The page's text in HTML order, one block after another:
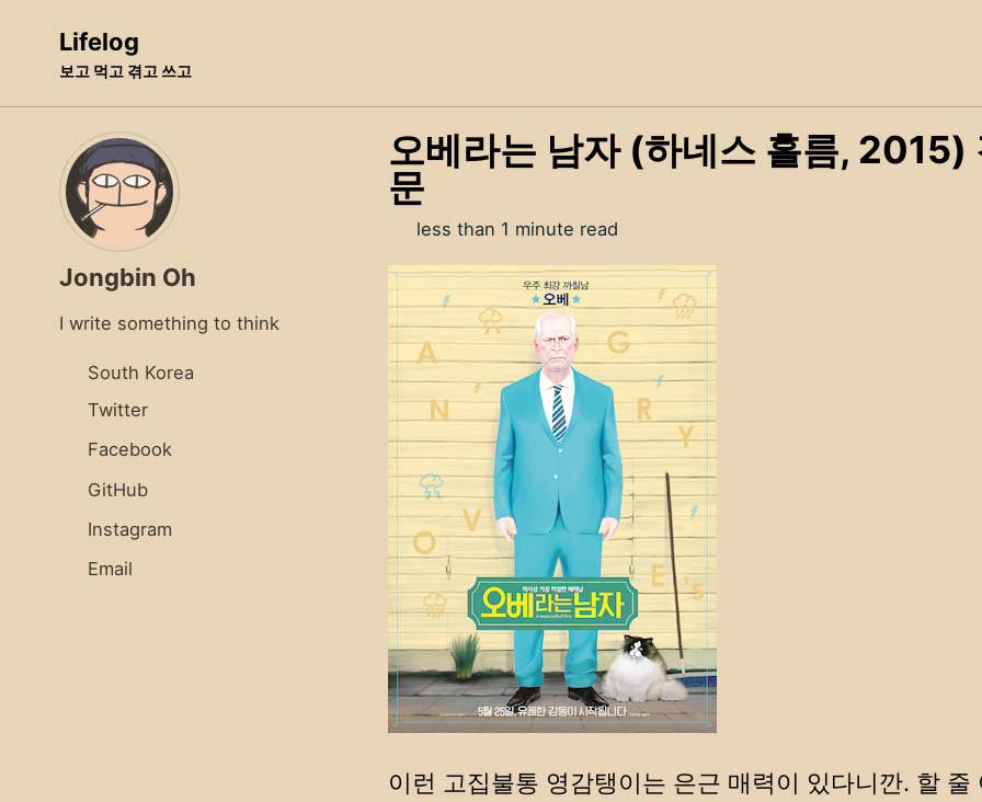
navigation
Lifelog
보고 먹고 겪고 쓰고
Jongbin Oh
I write something to think
South Korea
Twitter
Facebook
GitHub
Instagram
Email
오베라는 남자 (하네스 홀름, 2015)
문
less than 1 minute read
이런 고집불통 영감탱이는 은근 매력이 있다니깐. 할 줄